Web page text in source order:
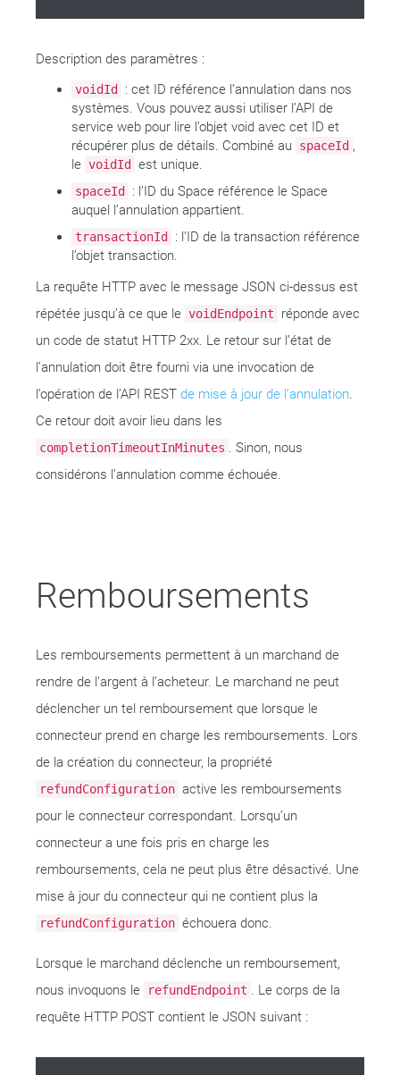
Description des paramètres :
voidId
: cet ID référence l’annulation dans nos
systèmes. Vous pouvez aussi utiliser l’API de
service web pour lire l’objet void avec cet ID et
récupérer plus de détails. Combiné au
spaceId ,
le voidId est unique.
spaceId
: l’ID du Space référence le Space
auquel l’annulation appartient.
transactionId
: l’ID de la transaction référence
l’objet transaction.
La requête HTTP avec le message JSON ci-dessus est
répétée jusqu’à ce que le voidEndpoint
réponde avec
un code de statut HTTP 2xx. Le retour sur l’état de
l’annulation doit être fourni via une invocation de
l’opération de l’API REST de mise à jour de l’annulation.
Ce retour doit avoir lieu dans les
completionTimeoutInMinutes . Sinon, nous
considérons l’annulation comme échouée.
Remboursements
Les remboursements permettent à un marchand de
rendre de l’argent à l’acheteur. Le marchand ne peut
déclencher un tel remboursement que lorsque le
connecteur prend en charge les remboursements. Lors
de la création du connecteur, la propriété
refundConfiguration active les remboursements
pour le connecteur correspondant. Lorsqu’un
connecteur a une fois pris en charge les
remboursements, cela ne peut plus être désactivé. Une
mise à jour du connecteur qui ne contient plus la
refundConfiguration échouera donc.
Lorsque le marchand déclenche un remboursement,
nous invoquons le
refundEndpoint . Le corps de la
requête HTTP POST contient le JSON suivant :